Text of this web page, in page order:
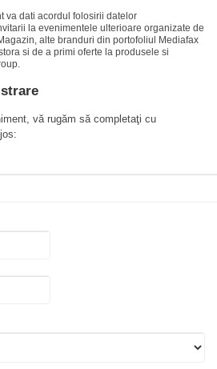
va dati acordul folosirii datelor
la evenimentele ulterioare organizate de
alte branduri din portofoliul Mediafax
si de a primi oferte la produsele si
vă rugăm să completaţi cu